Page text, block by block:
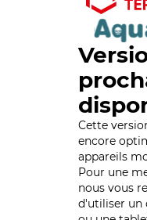
Cette
encore
appareils
Pour une
nous vous
d'utiliser un